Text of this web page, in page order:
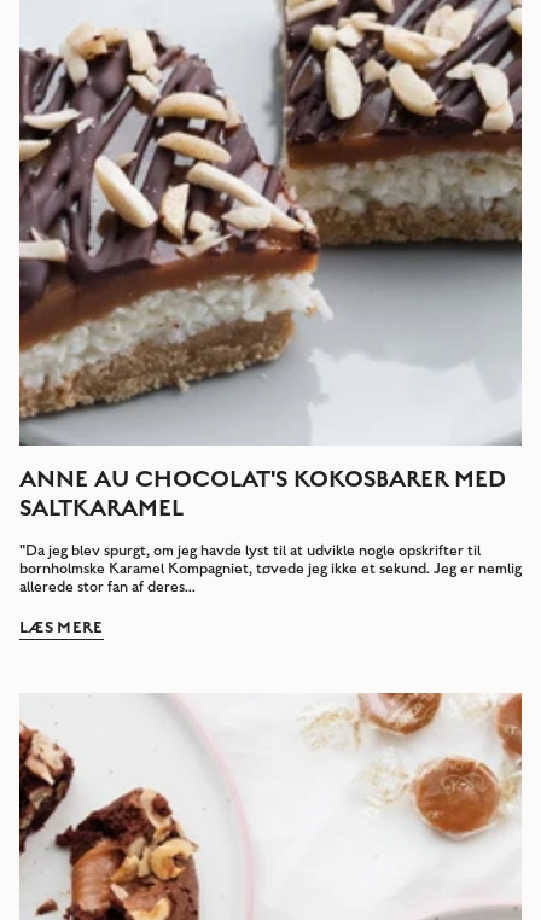
ANNE AU CHOCOLAT'S KOKOSBARER MED
SALTKARAMEL
"Da jeg blev spurgt, om jeg havde lyst til at udvikle nogle opskrifter til
bornholmske Karamel Kompagniet, tøvede jeg ikke et sekund. Jeg er nemlig
allerede stor fan af deres...
LÆS MERE